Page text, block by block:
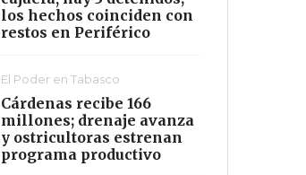
los hechos coinciden con
restos en Periférico
El Poder en Tabasco
Cárdenas recibe 166
millones; drenaje avanza
y ostricultoras estrenan
programa productivo